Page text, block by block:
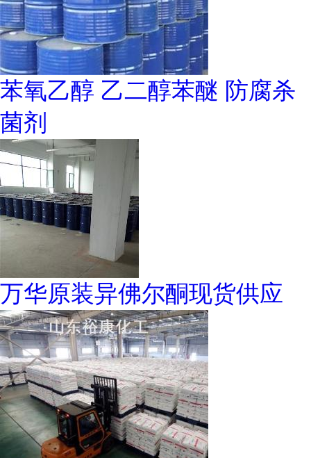
苯氧乙醇 乙二醇苯醚 防腐杀
菌剂
万华原装异佛尔酮现货供应